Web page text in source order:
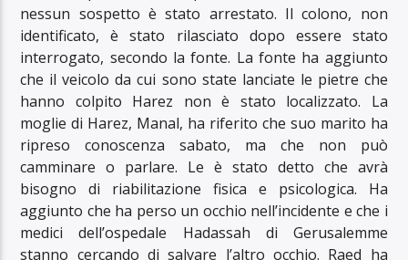
nessun sospetto è stato arrestato. Il colono, non
identificato, è stato rilasciato dopo essere stato
interrogato, secondo la fonte. La fonte ha aggiunto
che il veicolo da cui sono state lanciate le pietre che
hanno colpito Harez non è stato localizzato. La
moglie di Harez, Manal, ha riferito che suo marito ha
ripreso conoscenza sabato, ma che non può
camminare o parlare. Le è stato detto che avrà
bisogno di riabilitazione fisica e psicologica. Ha
aggiunto che ha perso un occhio nell’incidente e che i
medici dell’ospedale Hadassah di Gerusalemme
stanno cercando di salvare l’altro occhio. Raed ha